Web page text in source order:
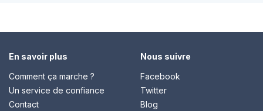
En savoir plus
Comment ça marche ?
Un service de confiance
Contact
Nous suivre
Facebook
Twitter
Blog